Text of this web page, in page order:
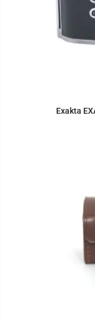
Exakta